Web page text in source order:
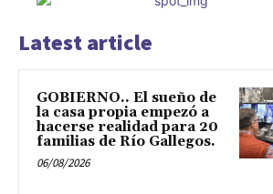
Latest article
GOBIERNO.. El sueño de
la casa propia empezó a
hacerse realidad para 20
familias de Río Gallegos.
06/08/2026